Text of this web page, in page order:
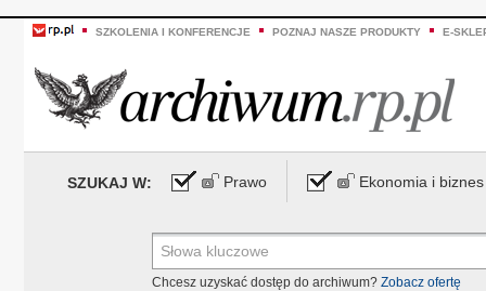
SZKOLENIA I KONFERENCJE POZNAJ NASZE PRODUKTY E-
SZUKAJ W: Prawo Ekonomia i biznes
Chcesz uzyskać dostęp do archiwum? Zobacz ofertę